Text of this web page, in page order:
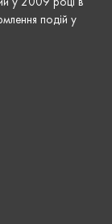
подій у